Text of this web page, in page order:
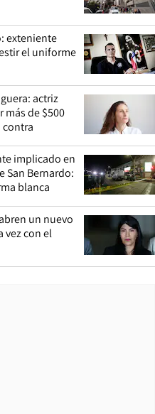
exteniente
el uniforme
actriz
más de $500
contra
implicado en
San Bernardo:
blanca
un nuevo
vez con el